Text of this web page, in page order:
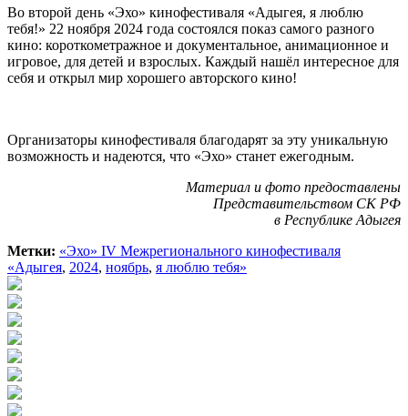
Во второй день «Эхо» кинофестиваля «Адыгея, я люблю
тебя!» 22 ноября 2024 года состоялся показ самого разного
кино: короткометражное и документальное, анимационное и
игровое, для детей и взрослых. Каждый нашёл интересное для
себя и открыл мир хорошего авторского кино!
Организаторы кинофестиваля благодарят за эту уникальную
возможность и надеются, что «Эхо» станет ежегодным.
Материал и фото предоставлены
Представительством СК РФ
в Республике Адыгея
Метки: «Эхо» IV Межрегионального кинофестиваля
«Адыгея, 2024, ноябрь, я люблю тебя»